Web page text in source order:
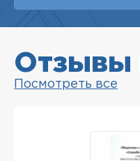
Отзывы
Посмотреть все